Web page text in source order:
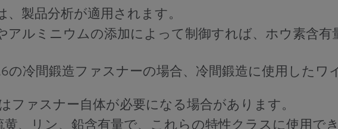
、製品分析が適用されます。
アルミニウムの添加によって制御すれば、ホウ素含
の冷間鍛造ファスナーの場合、冷間鍛造に使用したワ
ファスナー自体が必要になる場合があります。
、リン、鉛含有量で、これらの特性クラスに使用でき